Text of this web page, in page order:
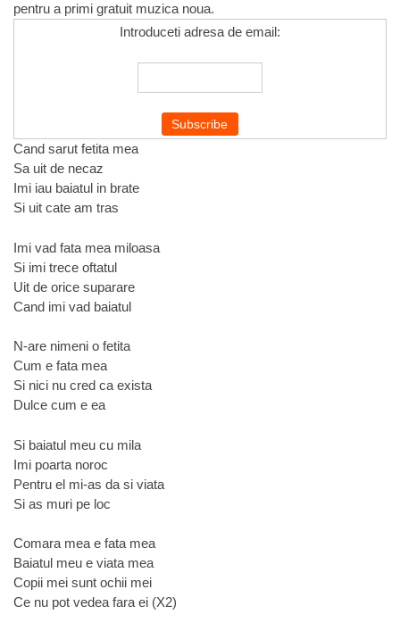
pentru a primi gratuit muzica noua.
Introduceti adresa de email:
Cand sarut fetita mea
Sa uit de necaz
Imi iau baiatul in brate
Si uit cate am tras
Imi vad fata mea miloasa
Si imi trece oftatul
Uit de orice suparare
Cand imi vad baiatul
N-are nimeni o fetita
Cum e fata mea
Si nici nu cred ca exista
Dulce cum e ea
Si baiatul meu cu mila
Imi poarta noroc
Pentru el mi-as da si viata
Si as muri pe loc
Comara mea e fata mea
Baiatul meu e viata mea
Copii mei sunt ochii mei
Ce nu pot vedea fara ei (X2)